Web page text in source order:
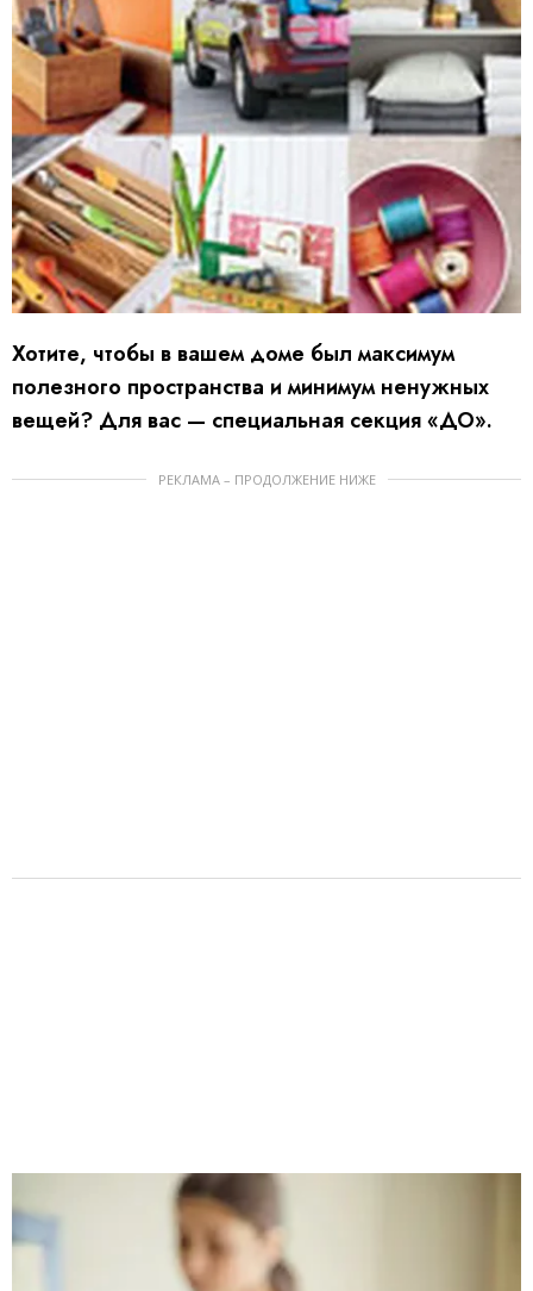
Хотите, чтобы в вашем доме был максимум
полезного пространства и минимум ненужных
вещей? Для вас — специальная секция «ДО».
РЕКЛАМА – ПРОДОЛЖЕНИЕ НИЖЕ